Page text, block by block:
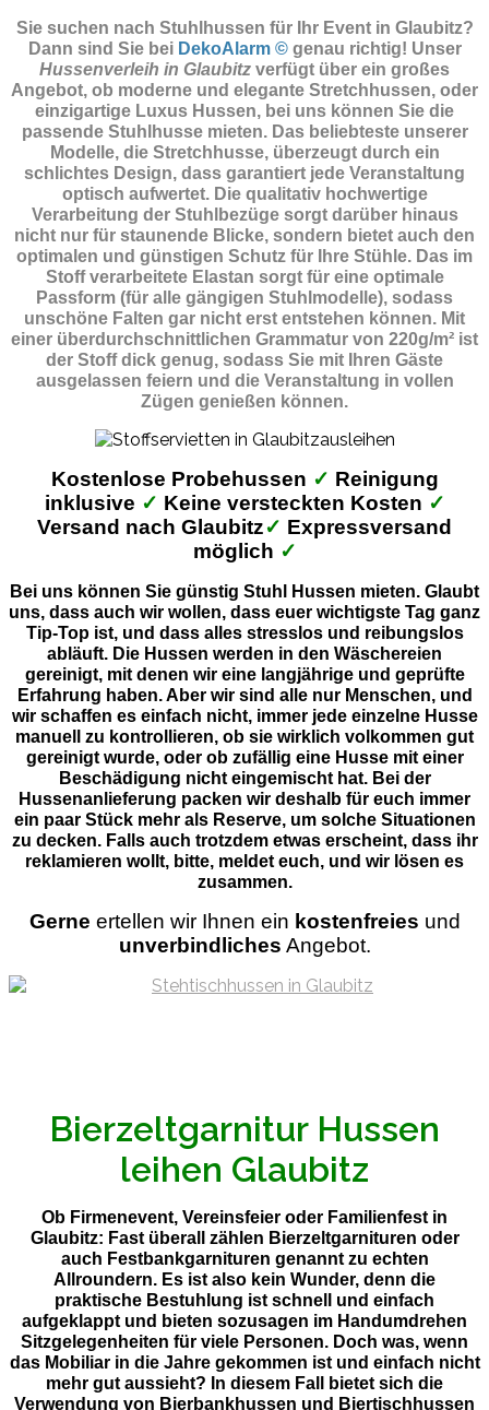
Sie suchen nach Stuhlhussen für Ihr Event in Glaubitz?
Dann sind Sie bei DekoAlarm © genau richtig! Unser
Hussenverleih in Glaubitz verfügt über ein großes
Angebot, ob moderne und elegante Stretchhussen, oder
einzigartige Luxus Hussen, bei uns können Sie die
passende Stuhlhusse mieten. Das beliebteste unserer
Modelle, die Stretchhusse, überzeugt durch ein
schlichtes Design, dass garantiert jede Veranstaltung
optisch aufwertet. Die qualitativ hochwertige
Verarbeitung der Stuhlbezüge sorgt darüber hinaus
nicht nur für staunende Blicke, sondern bietet auch den
optimalen und günstigen Schutz für Ihre Stühle. Das im
Stoff verarbeitete Elastan sorgt für eine optimale
Passform (für alle gängigen Stuhlmodelle), sodass
unschöne Falten gar nicht erst entstehen können. Mit
einer überdurchschnittlichen Grammatur von 220g/m² ist
der Stoff dick genug, sodass Sie mit Ihren Gäste
ausgelassen feiern und die Veranstaltung in vollen
Zügen genießen können.
Kostenlose Probehussen ✓ Reinigung
inklusive ✓ Keine versteckten Kosten ✓
Versand nach Glaubitz✓ Expressversand
möglich ✓
Bei uns können Sie günstig Stuhl Hussen mieten. Glaubt
uns, dass auch wir wollen, dass euer wichtigste Tag ganz
Tip-Top ist, und dass alles stresslos und reibungslos
abläuft. Die Hussen werden in den Wäschereien
gereinigt, mit denen wir eine langjährige und geprüfte
Erfahrung haben. Aber wir sind alle nur Menschen, und
wir schaffen es einfach nicht, immer jede einzelne Husse
manuell zu kontrollieren, ob sie wirklich volkommen gut
gereinigt wurde, oder ob zufällig eine Husse mit einer
Beschädigung nicht eingemischt hat. Bei der
Hussenanlieferung packen wir deshalb für euch immer
ein paar Stück mehr als Reserve, um solche Situationen
zu decken. Falls auch trotzdem etwas erscheint, dass ihr
reklamieren wollt, bitte, meldet euch, und wir lösen es
zusammen.
Gerne ertellen wir Ihnen ein kostenfreies und
unverbindliches Angebot.
Bierzeltgarnitur Hussen
leihen Glaubitz
Ob Firmenevent, Vereinsfeier oder Familienfest in
Glaubitz: Fast überall zählen Bierzeltgarnituren oder
auch Festbankgarnituren genannt zu echten
Allroundern. Es ist also kein Wunder, denn die
praktische Bestuhlung ist schnell und einfach
aufgeklappt und bieten sozusagen im Handumdrehen
Sitzgelegenheiten für viele Personen. Doch was, wenn
das Mobiliar in die Jahre gekommen ist und einfach nicht
mehr gut aussieht? In diesem Fall bietet sich die
Verwendung von Bierbankhussen und Biertischhussen